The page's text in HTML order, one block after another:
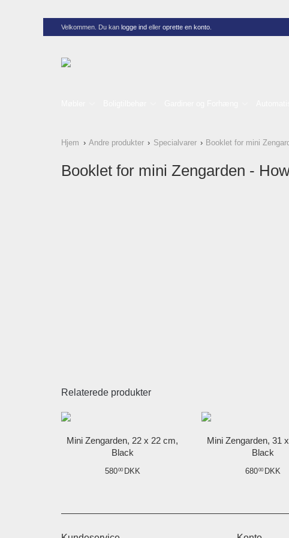
Velkommen. Du kan logge ind eller oprette en konto
Hjem Andre produkter Specialvarer Booklet for mini
Booklet for mini Zengarden -
Relaterede produkter
Mini Zengarden, 22 x 22 cm,
Black
58000 DKK
Mini Zengarden, 31
Black
68000 DKK